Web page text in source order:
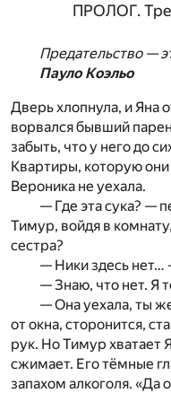
ПРОЛОГ.
Предательство —
Пауло Коэльо
Дверь хлопнула, и Яна
ворвался бывший
забыть, что у него до
Квартиры, которую они
Вероника не уехала.
— Где эта сука? —
Тимур, войдя в
сестра?
— Ники здесь нет…
— Знаю, что нет. Я
— Она уехала, ты
от окна, сторонится,
рук. Но Тимур хватает
сжимает. Его тёмные
запахом алкоголя. «Да